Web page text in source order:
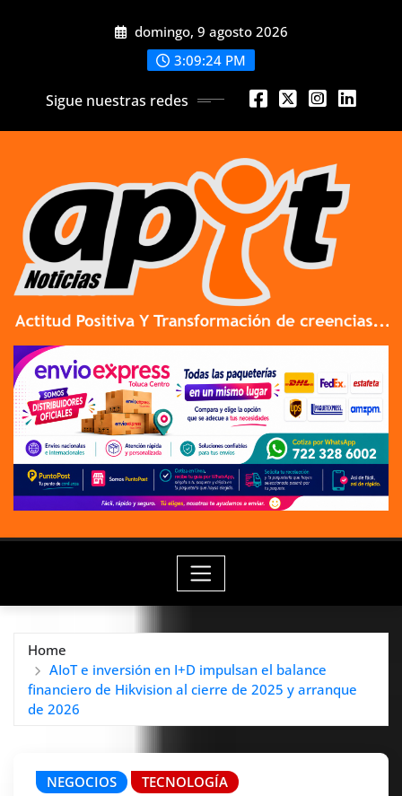
domingo, 9 agosto 2026
3:09:26 PM
Sigue nuestras redes
Home
AIoT e inversión en I+D impulsan el balance
financiero de Hikvision al cierre de 2025 y arranque
de 2026
NEGOCIOS TECNOLOGÍA